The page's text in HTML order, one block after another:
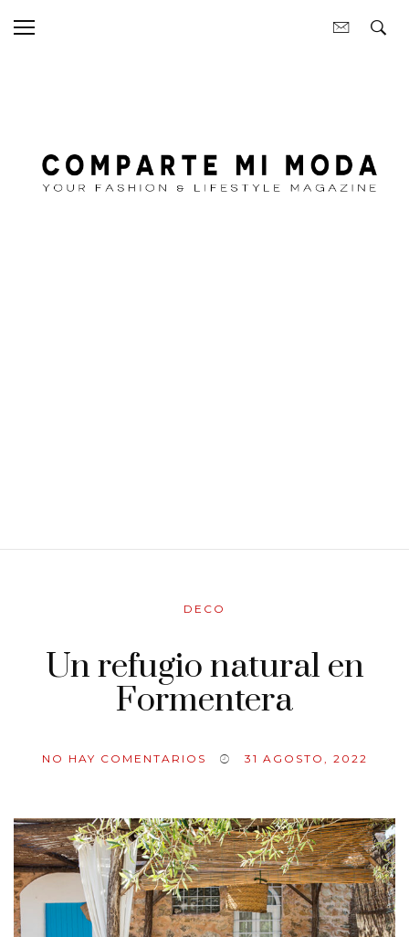
DECO
Un refugio natural en
Formentera
NO HAY COMENTARIOS 31 AGOSTO, 2022